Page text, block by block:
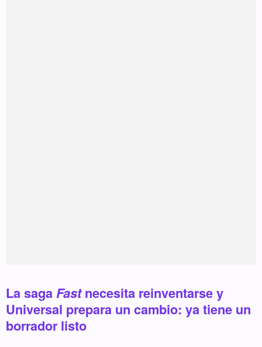
La sagaFastnecesita reinventarse y
Universal prepara un cambio: ya tiene un
borrador listo